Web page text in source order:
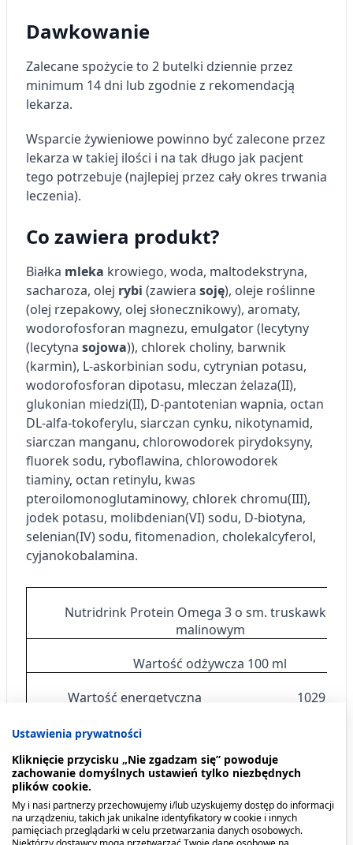
Dawkowanie
Zalecane spożycie to 2 butelki dziennie przez
minimum 14 dni lub zgodnie z rekomendacją
lekarza.
Wsparcie żywieniowe powinno być zalecone przez
lekarza w takiej ilości i na tak długo jak pacjent
tego potrzebuje (najlepiej przez cały okres trwania
leczenia).
Co zawiera produkt?
Białka mleka krowiego, woda, maltodekstryna,
sacharoza, olej rybi (zawiera soję), oleje roślinne
(olej rzepakowy, olej słonecznikowy), aromaty,
wodorofosforan magnezu, emulgator (lecytyny
(lecytyna sojowa)), chlorek choliny, barwnik
(karmin), L-askorbinian sodu, cytrynian potasu,
wodorofosforan dipotasu, mleczan żelaza(II),
glukonian miedzi(II), D-pantotenian wapnia, octan
DL-alfa-tokoferylu, siarczan cynku, nikotynamid,
siarczan manganu, chlorowodorek pirydoksyny,
fluorek sodu, ryboflawina, chlorowodorek
tiaminy, octan retinylu, kwas
pteroilomonoglutaminowy, chlorek chromu(III),
jodek potasu, molibdenian(VI) sodu, D-biotyna,
selenian(IV) sodu, fitomenadion, cholekalcyferol,
cyjanokobalamina.
Nutridrink Protein Omega 3 o sm.
malinowym
Wartość odżywcza 100 ml
Wartość energetyczna
1029 kJ
Wartość energetyczna
Tłuszcz (35 En %)
w tym
Kwasy nasycone
Ustawienia prywatności
Kliknięcie przycisku „Nie zgadzam się” powoduje
zachowanie domyślnych ustawień tylko niezbędnych
plików cookie.
My i nasi partnerzy przechowujemy i/lub uzyskujemy dostęp do informacji
na urządzeniu, takich jak unikalne identyfikatory w cookie i innych
pamięciach przeglądarki w celu przetwarzania danych osobowych.
Niektórzy dostawcy mogą przetwarzać Twoje dane osobowe na